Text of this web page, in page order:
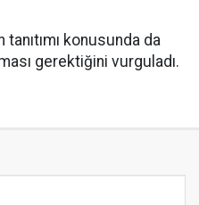
konusunda da
gerektiğini vurguladı.